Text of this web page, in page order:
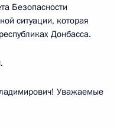
Безопасности
ситуации, которая
Донбасса.
Уважаемые